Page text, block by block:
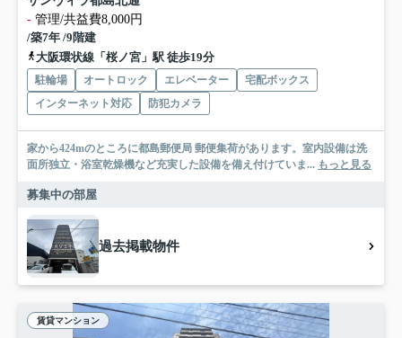
- 管理/共益費8,000円
/築7年 /9階建
大阪環状線「桜ノ宮」駅 徒歩19分
駐輪場 オートロック エレベーター
宅配ボックス
インターネット対応
防犯カメラ
家から424mのところに都島郵便局 郵便集荷があります。室内設備は洗
面所独立・浴室乾燥機など充実した設備を備え付けていま... もっと見る
募集中の部屋
過去掲載物件
賃貸マンション